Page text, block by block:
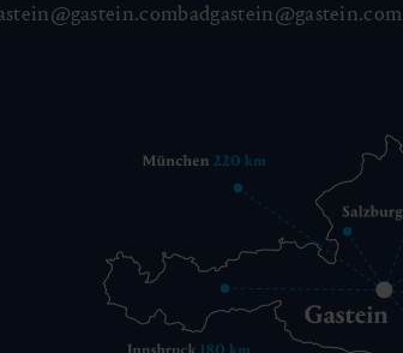
badgastein@gastein.com